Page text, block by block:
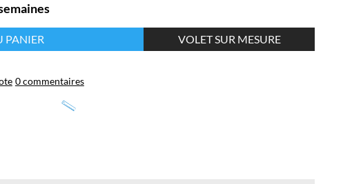
PANIER VOLET SUR MESURE
0 commentaires